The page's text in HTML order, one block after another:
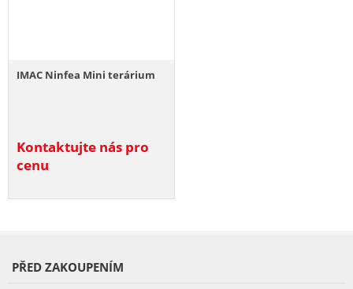
IMAC Ninfea Mini terárium
Kontaktujte nás pro
cenu
PŘED ZAKOUPENÍM